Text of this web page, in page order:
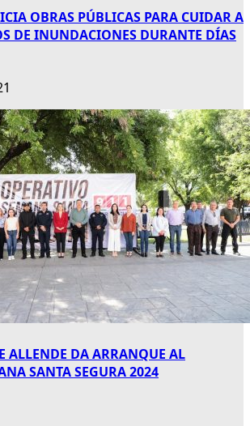
OBRAS PÚBLICAS PARA CUIDAR A
DE INUNDACIONES DURANTE DÍAS
ALLENDE DA ARRANQUE AL
SANTA SEGURA 2024